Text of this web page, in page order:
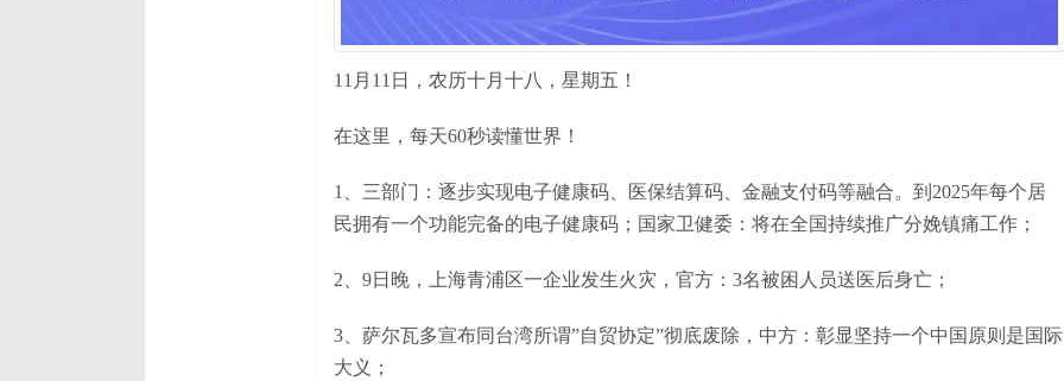
11月11日，农历十月十八，星期五！
在这里，每天60秒读懂世界！
1、三部门：逐步实现电子健康码、医保结算码、金融支付码等融合。到2025年每个居
民拥有一个功能完备的电子健康码；国家卫健委：将在全国持续推广分娩镇痛工作；
2、9日晚，上海青浦区一企业发生火灾，官方：3名被困人员送医后身亡；
3、萨尔瓦多宣布同台湾所谓”自贸协定”彻底废除，中方：彰显坚持一个中国原则是国际
大义；